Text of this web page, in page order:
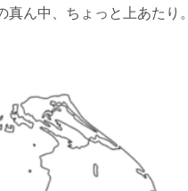
ん中、ちょっと上あたり。